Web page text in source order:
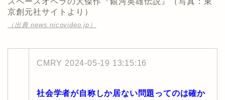
京創元社サイトより）
（出典 news.nicovideo.jp）
CMRY 2024-05-19 13:15:16
社会学者が自称しか居ない問題ってのは確か